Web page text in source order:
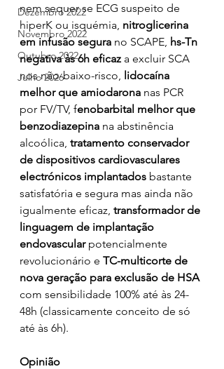
Dezembro 2022
Novembro 2022
Outubro 2022
Julho 2026
nem sequer se ECG suspeito de
hiperK ou isquémia, nitroglicerina
em infusão segura no SCAPE, hs-Tn
negativa às 6h eficaz a excluir SCA
nos não-baixo-risco, lidocaína
melhor que amiodarona nas PCR
por FV/TV, fenobarbital melhor que
benzodiazepina na abstinência
alcoólica, tratamento conservador
de dispositivos cardiovasculares
electrónicos implantados bastante
satisfatória e segura mas ainda não
igualmente eficaz, transformador de
linguagem de implantação
endovascular potencialmente
revolucionário e TC-multicorte de
nova geração para exclusão de HSA
com sensibilidade 100% até às 24-
48h (classicamente conceito de só
até às 6h).
Opinião